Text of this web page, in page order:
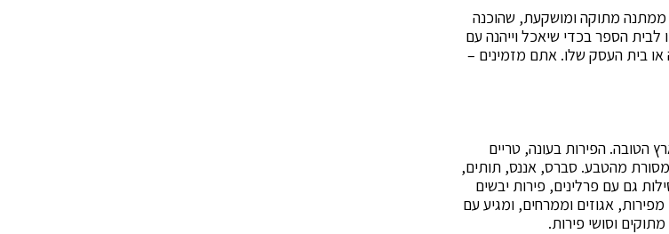
ממתנה מתוקה ומושקעת, שהוכנה
הספר בכדי שיאכל וייהנה עם
או בית העסק שלו. אתם מזמינים –
הטובה. הפירות בעונה, טריים
מהטבע. סברס, אננס, תותים,
גם עם פרלינים, פירות יבשים
אגוזים וממרחים, ומגיע עם
וסושי פירות.